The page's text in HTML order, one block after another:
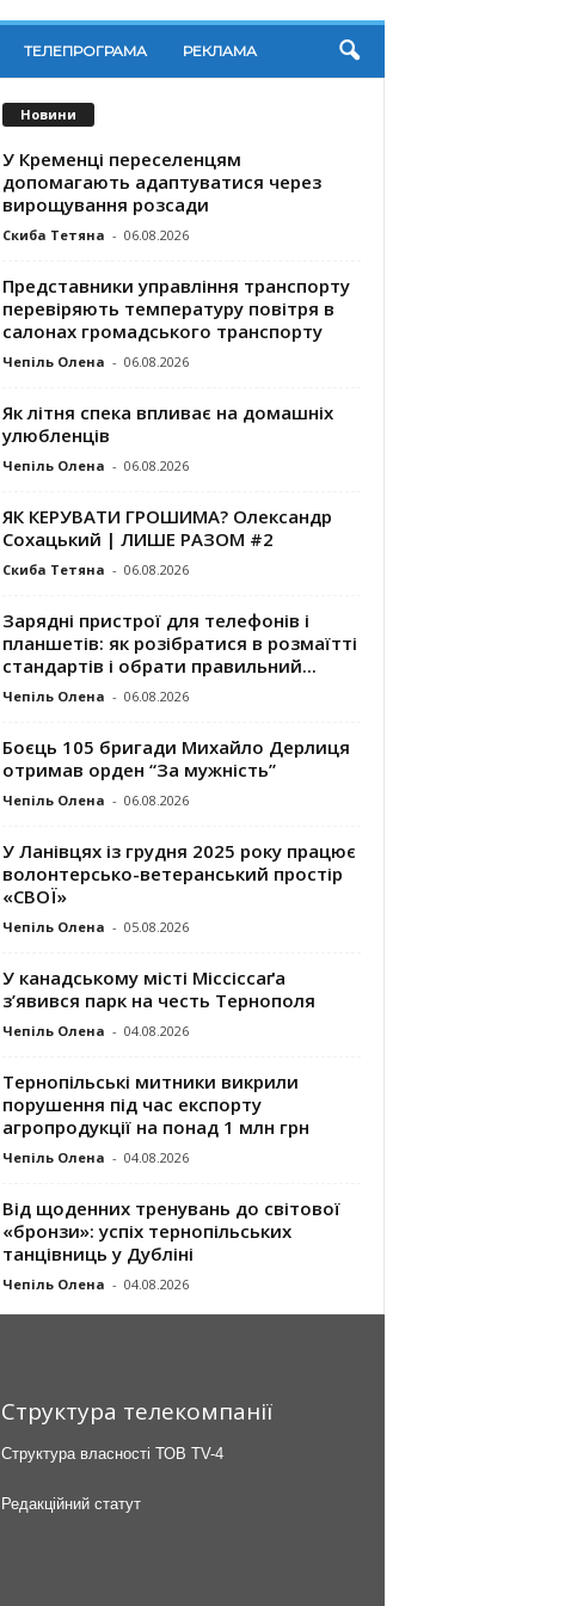
ТЕЛЕПРОГРАМА РЕКЛАМА
Новини
У Кременці переселенцям
допомагають адаптуватися через
вирощування розсади
Скиба Тетяна - 06.08.2026
Представники управління транспорту
перевіряють температуру повітря в
салонах громадського транспорту
Чепіль Олена - 06.08.2026
Як літня спека впливає на домашніх
улюбленців
Чепіль Олена - 06.08.2026
ЯК КЕРУВАТИ ГРОШИМА? Олександр
Сохацький | ЛИШЕ РАЗОМ #2
Скиба Тетяна - 06.08.2026
Зарядні пристрої для телефонів і
планшетів: як розібратися в розмаїтті
стандартів і обрати правильний...
Чепіль Олена - 06.08.2026
Боєць 105 бригади Михайло Дерлиця
отримав орден “За мужність”
Чепіль Олена - 06.08.2026
У Ланівцях із грудня 2025 року працює
волонтерсько-ветеранський простір
«СВОЇ»
Чепіль Олена - 05.08.2026
У канадському місті Міссіссаґа
з’явився парк на честь Тернополя
Чепіль Олена - 04.08.2026
Тернопільські митники викрили
порушення під час експорту
агропродукції на понад 1 млн грн
Чепіль Олена - 04.08.2026
Від щоденних тренувань до світової
«бронзи»: успіх тернопільських
танцівниць у Дубліні
Чепіль Олена - 04.08.2026
Структура телекомпанії
Структура власності ТОВ TV-4
Редакційний статут